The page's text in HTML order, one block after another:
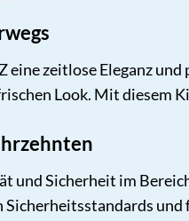
zeitlose Eleganz
Look. Mit diesem
und Sicherheit im